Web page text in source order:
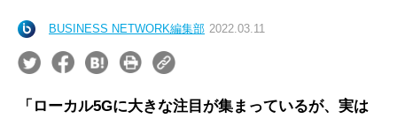
BUSINESS NETWORK編集部 2022.03.11
「ローカル5Gに大きな注目が集まっているが、実は